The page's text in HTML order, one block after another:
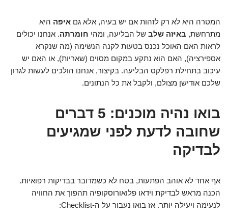
המטרה היא לא רק לזהות אם יש בעיה, אלא גם איפה היא
מתרחשת, באיזה שלב של הבליעה, ומהי חומרתה. אנחנו יכולים
לראות האם האוכל נכנס בטעות לקנה הנשימה (מה שנקרא
אספירציה), האם הוא נתקע במקום מסוים (שאריות), או האם יש
עיכוב בתחילת רפלקס הבליעה. בקיצור, אנחנו הולכים לעשות לגרון
שלכם אודישן מצולם, ולקבל את כל הנתונים.
בואו נהיה מוכנים: 5 דברים
שחובה לדעת לפני שמגיעים
לבדיקה
אף אחד לא אוהב הפתעות, בטח לא כשמדובר בבדיקות רפואיות.
הכנה מראש לבדיקת וידאו פלואורוסקופיה תהפוך את החוויה
לנעימה ויעילה יותר. אז בואו נעבור על ה-Checklist: